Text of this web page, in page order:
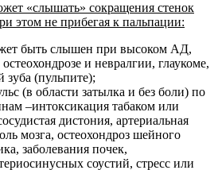
«слышать» сокращения стенок
этом не прибегая к пальпации:
быть слышен при высоком АД,
и невралгии, глаукоме,
зуба (пульпите);
(в области затылка и без боли) по
–интоксикация табаком или
дистония, артериальная
мозга, остеохондроз шейного
заболевания почек,
соустий, стресс или